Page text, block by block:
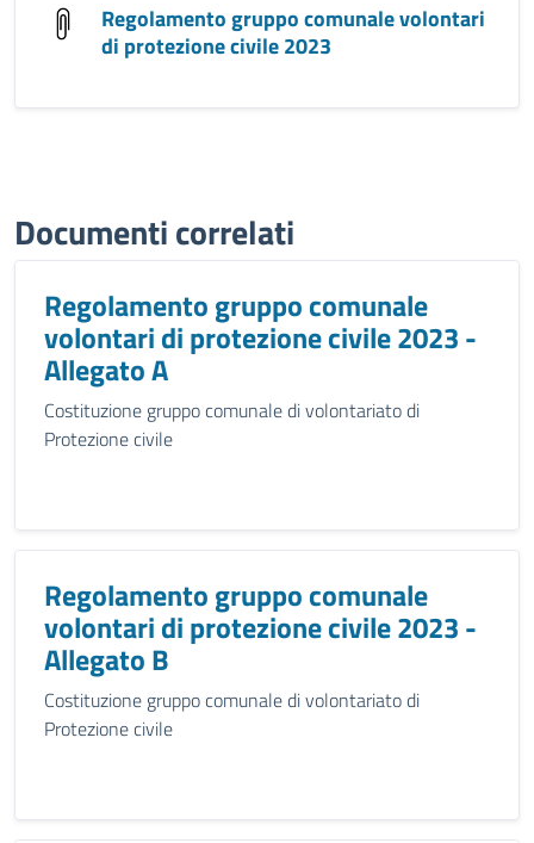
Regolamento gruppo comunale volontari
di protezione civile 2023
Documenti correlati
Regolamento gruppo comunale
volontari di protezione civile 2023 -
Allegato A
Costituzione gruppo comunale di volontariato di
Protezione civile
Regolamento gruppo comunale
volontari di protezione civile 2023 -
Allegato B
Costituzione gruppo comunale di volontariato di
Protezione civile